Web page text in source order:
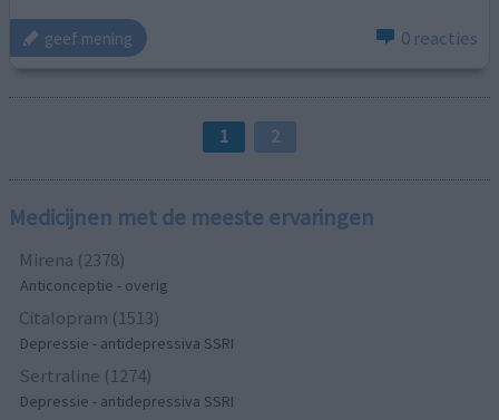
geef mening 0 reacties
1 2
Medicijnen met de meeste ervaringen
Mirena (2378)
Anticonceptie - overig
Citalopram (1513)
Depressie - antidepressiva SSRI
Sertraline (1274)
Depressie - antidepressiva SSRI